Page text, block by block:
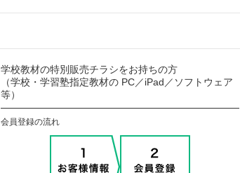
学校教材の特別販売チラシをお持ちの方
（学校・学習塾指定教材の PC／iPad／ソフトウェア
等）
会員登録の流れ